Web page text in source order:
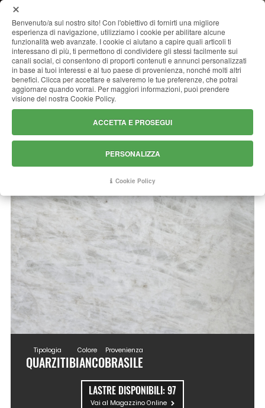
CRISTALLO DIAMOND EXTRA
Tipologia
QUARZITI
Colore
BIANCO
Provenienza
BRASILE
LASTRE DISPONIBILI:97
Vai al Magazzino Online
Benvenuto/a sul nostro sito! Con l'obiettivo di fornirti una migliore
esperienza di navigazione, utilizziamo i cookie per abilitare alcune
funzionalità web avanzate. I cookie ci aiutano a capire quali articoli ti
interessano di più, ti permettono di condividere gli stessi facilmente sui
canali social, ci consentono di proporti contenuti e annunci personalizzati
in base ai tuoi interessi e al tuo paese di provenienza, nonché molti altri
benefici. Clicca per accettare e salveremo le tue preferenze, che potrai
aggiornare quando vorrai. Per maggiori informazioni, puoi prendere
visione del nostra Cookie Policy.
ACCETTA E PROSEGUI
PERSONALIZZA
Cookie Policy